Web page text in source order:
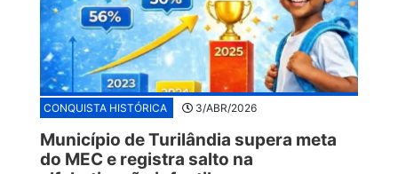
CONQUISTA HISTÓRICA 3/ABR/2026
Município de Turilândia supera meta
do MEC e registra salto na